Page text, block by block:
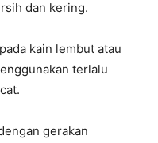
dan kering.
kain lembut atau
terlalu
gerakan